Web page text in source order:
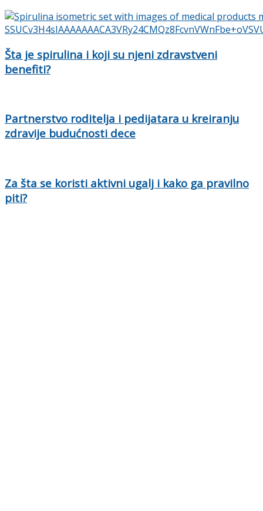
Šta je spirulina i koji su njeni zdravstveni
benefiti?
Partnerstvo roditelja i pedijatara u kreiranju
zdravije budućnosti dece
Za šta se koristi aktivni ugalj i kako ga pravilno
piti?